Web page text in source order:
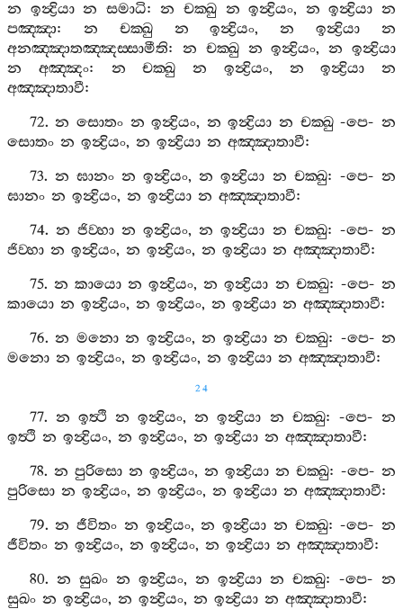
න ඉන්‍ද්‍රියා න සමාධි:න චක‍්ඛු න ඉන්‍ද්‍රියං, න ඉන්‍ද්‍රියා න
පඤ‍්ඤා: න චක‍්ඛු න ඉන්‍ද්‍රියං,න ඉන්‍ද්‍රියා
න
අනඤ‍්ඤාතඤ‍්ඤස‍්සාමීති: න චක‍්ඛු න ඉන්‍ද්‍රියං,න ඉන්‍ද්‍රියා
න
අඤ‍්ඤං: න චක‍්ඛු න ඉන්‍ද්‍රියං, න ඉන්‍ද්‍රියා
න
අඤ‍්ඤාතාවී:
72.න සොතං න ඉන්‍ද්‍රියං, න ඉන්‍ද්‍රියා න චක‍්ඛු-පෙ-න
සොතං න ඉන්‍ද්‍රියං, න ඉන්‍ද්‍රියා න අඤ‍්ඤාතාවී:
73. න ඝානං න ඉන්‍ද්‍රියං,න ඉන්‍ද්‍රියා න චක‍්ඛු: -පෙ-න
ඝානං න ඉන්‍ද්‍රියං, න ඉන්‍ද්‍රියා න අඤ‍්ඤාතාවී:
74. න ජිව‍්හා න ඉන්‍ද්‍රියං,න ඉන්‍ද්‍රියා න චක‍්ඛු: -පෙ-න
ජිව‍්හා න ඉන්‍ද්‍රියං, න ඉන්‍ද්‍රියං, න ඉන්‍ද්‍රියා න අඤ‍්ඤාතාවී:
75. න කායො න ඉන්‍ද්‍රියං,න ඉන්‍ද්‍රියා න චක‍්ඛු: -පෙ-න
කායො න ඉන්‍ද්‍රියං, න ඉන්‍ද්‍රියං, න ඉන්‍ද්‍රියා න අඤ‍්ඤාතාවී:
76.න මනො න ඉන්‍ද්‍රියං,න ඉන්‍ද්‍රියා න චක‍්ඛු: -පෙ-න
මනො න ඉන්‍ද්‍රියං, න ඉන්‍ද්‍රියං, න ඉන්‍ද්‍රියා න අඤ‍්ඤාතාවී:
24
77. න ඉත්‍ථි න ඉන්‍ද්‍රියං,න ඉන්‍ද්‍රියා න චක‍්ඛු: -පෙ-න
ඉත්‍ථි න ඉන්‍ද්‍රියං, න ඉන්‍ද්‍රියං, න ඉන්‍ද්‍රියා න අඤ‍්ඤාතාවී:
78. න පුරිසො න ඉන්‍ද්‍රියං, න ඉන්‍ද්‍රියා න චක‍්ඛු: -පෙ-න
පුරිසො න ඉන්‍ද්‍රියං, න ඉන්‍ද්‍රියං, න ඉන්‍ද්‍රියා න අඤ‍්ඤාතාවී:
79.න ජීවිතං න ඉන්‍ද්‍රියං,න ඉන්‍ද්‍රියා න චක‍්ඛු: -පෙ-න
ජීවිතං න ඉන්‍ද්‍රියං, න ඉන්‍ද්‍රියං, න ඉන්‍ද්‍රියා න අඤ‍්ඤාතාවී:
80. න සුඛං න ඉන්‍ද්‍රියං, න ඉන්‍ද්‍රියා න චක‍්ඛු: -පෙ-න
සුඛං න ඉන්‍ද්‍රියං, න ඉන්‍ද්‍රියං, න ඉන්‍ද්‍රියා න අඤ‍්ඤාතාවී: